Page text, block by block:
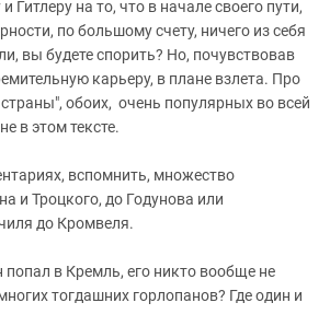
Гитлеру на то, что в начале своего пути,
по большому счету, ничего из себя
вы будете спорить? Но, почувствовав
карьеру, в плане взлета. Про
страны", обоих, очень популярных во всей
в этом тексте.
вспомнить, множество
и Троцкого, до Годунова или
до Кромвеля.
попал в Кремль, его никто вообще не
тогдашних горлопанов? Где один и